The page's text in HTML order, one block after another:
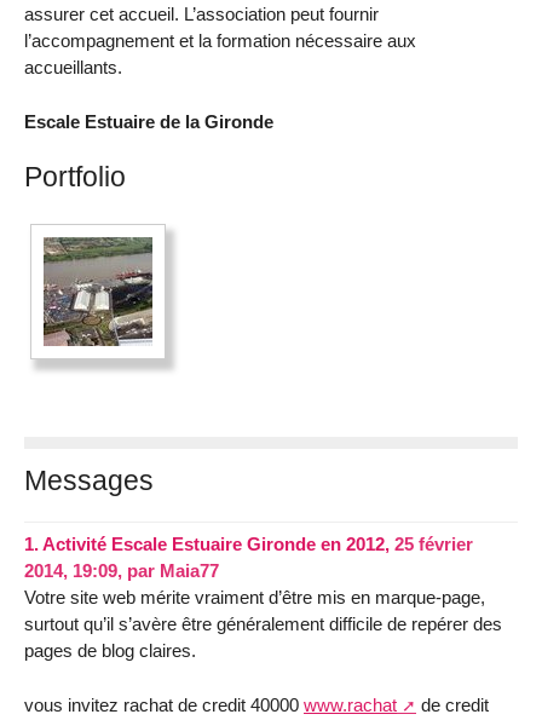
assurer cet accueil. L’association peut fournir
l’accompagnement et la formation nécessaire aux
accueillants.
Escale Estuaire de la Gironde
Portfolio
Messages
1.Activité Escale Estuaire Gironde en 2012, 25 février
2014, 19:09, par Maia77
Votre site web mérite vraiment d’être mis en marque-page,
surtout qu’il s’avère être généralement difficile de repérer des
pages de blog claires.
vous invitez rachat de credit 40000 www.rachat
de credit